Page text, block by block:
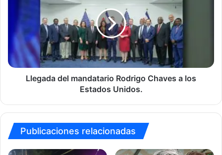
Rodrigo
Estados
Unidos.
Llegada del mandatario Rodrigo Chaves a los
Estados Unidos.
Publicaciones relacionadas